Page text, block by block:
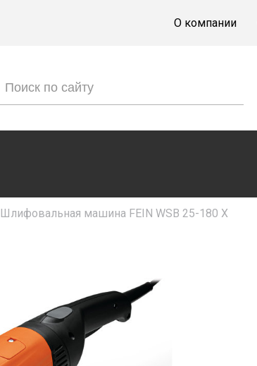
О компании
Шлифовальная машина FEIN WSB 25-180 X